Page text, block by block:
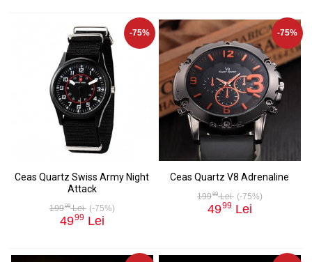
-75%
Ceas Quartz Swiss Army Night
Attack
19999Lei (-75%)
4999 Lei
-75%
Ceas Quartz V8 Adrenaline
19999Lei (-75%)
4999 Lei